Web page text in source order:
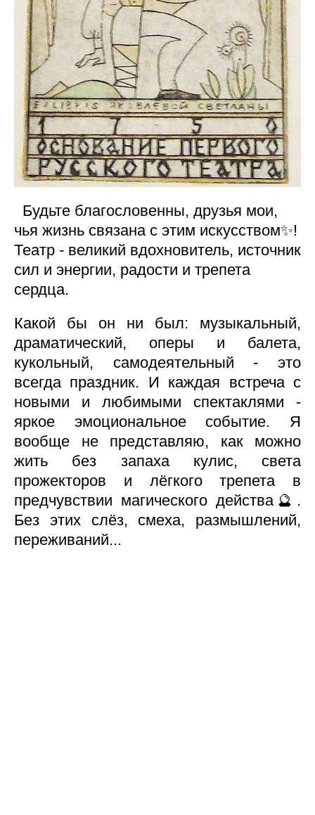
Будьте благословенны, друзья мои,
чья жизнь связана с этим искусством✨️!
Театр - великий вдохновитель, источник
сил и энергии, радости и трепета
сердца.
Какой бы он ни был: музыкальный,
драматический, оперы и балета,
кукольный, самодеятельный - это
всегда праздник. И каждая встреча с
новыми и любимыми спектаклями -
яркое эмоциональное событие. Я
вообще не представляю, как можно
жить без запаха кулис, света
прожекторов и лёгкого трепета в
предчувствии магического действа🔮.
Без этих слёз, смеха, размышлений,
переживаний...